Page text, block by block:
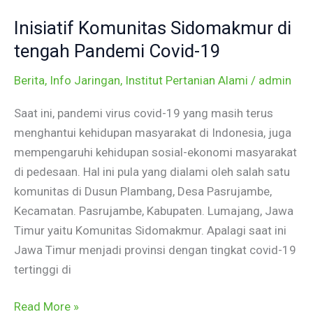
Inisiatif Komunitas Sidomakmur di
tengah Pandemi Covid-19
Berita, Info Jaringan, Institut Pertanian Alami / admin
Saat ini, pandemi virus covid-19 yang masih terus
menghantui kehidupan masyarakat di Indonesia, juga
mempengaruhi kehidupan sosial-ekonomi masyarakat
di pedesaan. Hal ini pula yang dialami oleh salah satu
komunitas di Dusun Plambang, Desa Pasrujambe,
Kecamatan. Pasrujambe, Kabupaten. Lumajang, Jawa
Timur yaitu Komunitas Sidomakmur. Apalagi saat ini
Jawa Timur menjadi provinsi dengan tingkat covid-19
tertinggi di
Sidomakmur
di
Pandemi
Covid-
Read More »